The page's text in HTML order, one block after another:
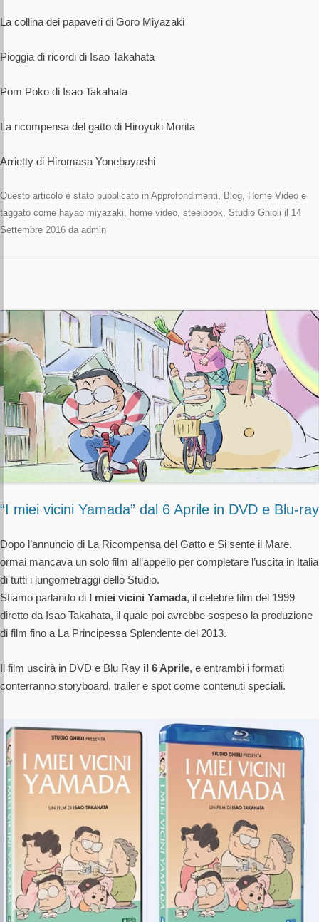
La collina dei papaveri di Goro Miyazaki
Pioggia di ricordi di Isao Takahata
Pom Poko di Isao Takahata
La ricompensa del gatto di Hiroyuki Morita
Arrietty di Hiromasa Yonebayashi
Questo articolo è stato pubblicato in Approfondimenti Blog Home Video e
taggato come hayao miyazaki home video steelbook Studio Ghibli il 14
Settembre 2016 da admin
“I miei vicini Yamada” dal 6 Aprile in DVD e Blu-ray
Dopo l’annuncio di La Ricompensa del Gatto e Si sente il Mare,
ormai mancava un solo film all’appello per completare l’uscita in Italia
di tutti i lungometraggi dello Studio.
Stiamo parlando di I miei vicini Yamada, il celebre film del 1999
diretto da Isao Takahata, il quale poi avrebbe sospeso la produzione
di film fino a La Principessa Splendente del 2013.
Il film uscirà in DVD e Blu Ray il 6 Aprile, e entrambi i formati
conterranno storyboard, trailer e spot come contenuti speciali.